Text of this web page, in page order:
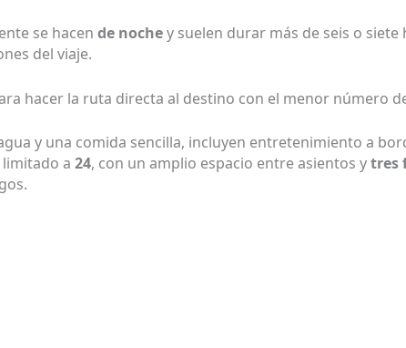
se hacen de nochey suelen durar más de seis o siete
del viaje.
hacer la ruta directa al destino con el menor número
y una comida sencilla, incluyen entretenimiento a
a 24, con un amplio espacio entre asientos ytres